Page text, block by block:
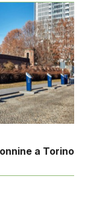
a Torino